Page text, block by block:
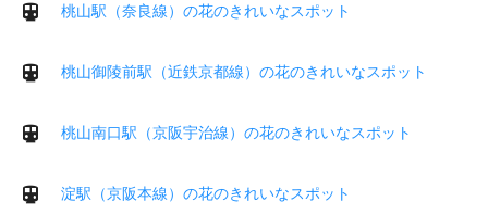
桃山駅（奈良線）の花のきれいなスポット
桃山御陵前駅（近鉄京都線）の花のきれいなスポット
桃山南口駅（京阪宇治線）の花のきれいなスポット
淀駅（京阪本線）の花のきれいなスポット